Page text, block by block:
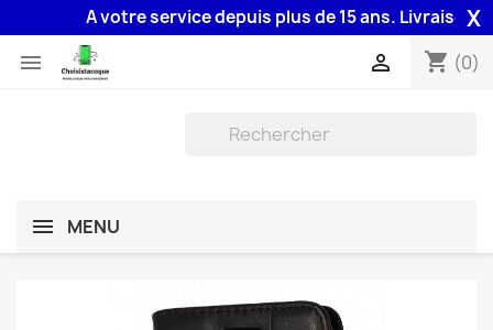
A votre service depuis plus de 15 ans. Livraison X
 shopping_cart (0)

MENU